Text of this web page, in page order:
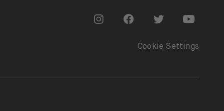
Go to "Instagram"
Go to "Facebook"
Go to "Twitter"
Go to
Cookie Settings